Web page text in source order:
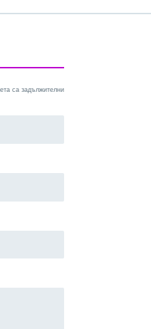
са задължителни